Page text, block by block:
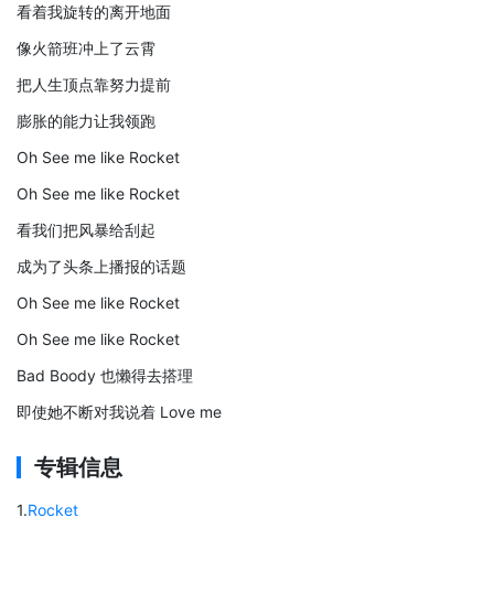
看着我旋转的离开地面
像火箭班冲上了云霄
把人生顶点靠努力提前
膨胀的能力让我领跑
Oh See me like Rocket
Oh See me like Rocket
看我们把风暴给刮起
成为了头条上播报的话题
Oh See me like Rocket
Oh See me like Rocket
Bad Boody 也懒得去搭理
即使她不断对我说着 Love me
专辑信息
1.Rocket